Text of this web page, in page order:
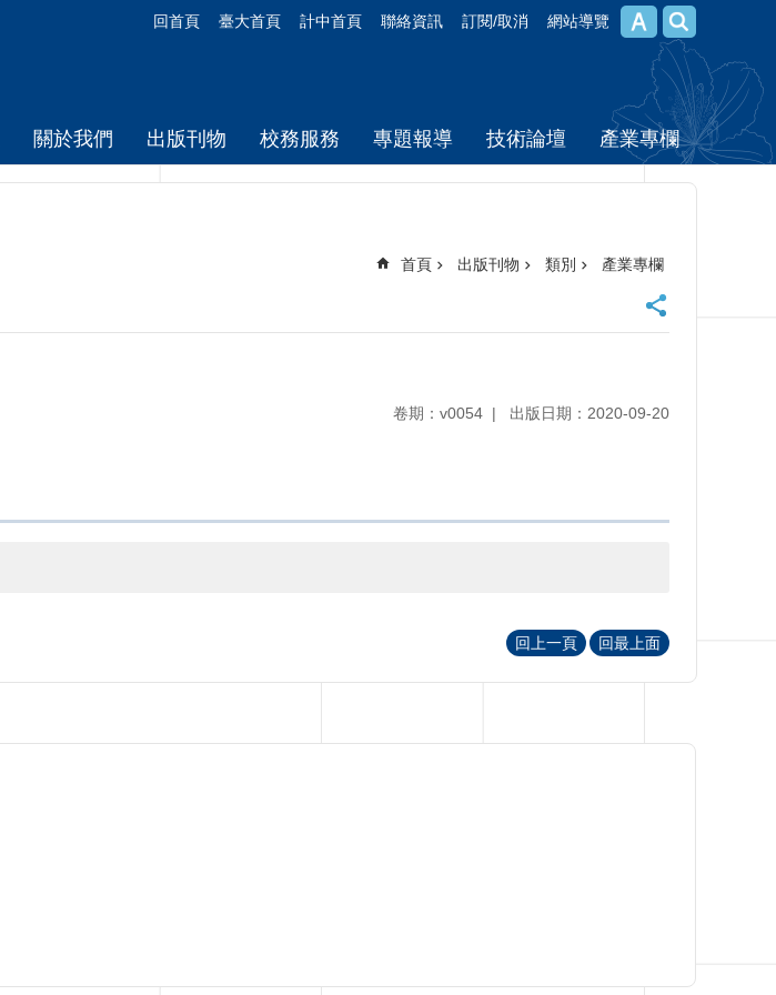
回首頁 臺大首頁 計中首頁 聯絡資訊 訂閱/取消 網站導覽
關於我們 出版刊物 校務服務 專題報導 技術論壇 產業專欄
首頁 出版刊物 類別 產業專欄
卷期：v0054 出版日期：2020-09-20
回上一頁
回最上面